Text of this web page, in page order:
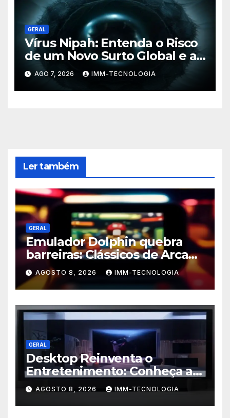
GERAL
Vírus Nipah: Entenda o Risco
de um Novo Surto Global e a
Preocupação dos
Especialistas
AGO 7, 2026 IMM-TECNOLOGIA
Ler também
GERAL
Emulador Dolphin quebra
barreiras: Clássicos de Arcade
da Triforce agora no seu PC e
Android!
AGOSTO 8, 2026 IMM-TECNOLOGIA
GERAL
Desktop Reinventa o
Entretenimento: Conheça a
Nova Plataforma de
Streaming com TV ao Vivo e
Conteúdo On-Demand
AGOSTO 8, 2026 IMM-TECNOLOGIA